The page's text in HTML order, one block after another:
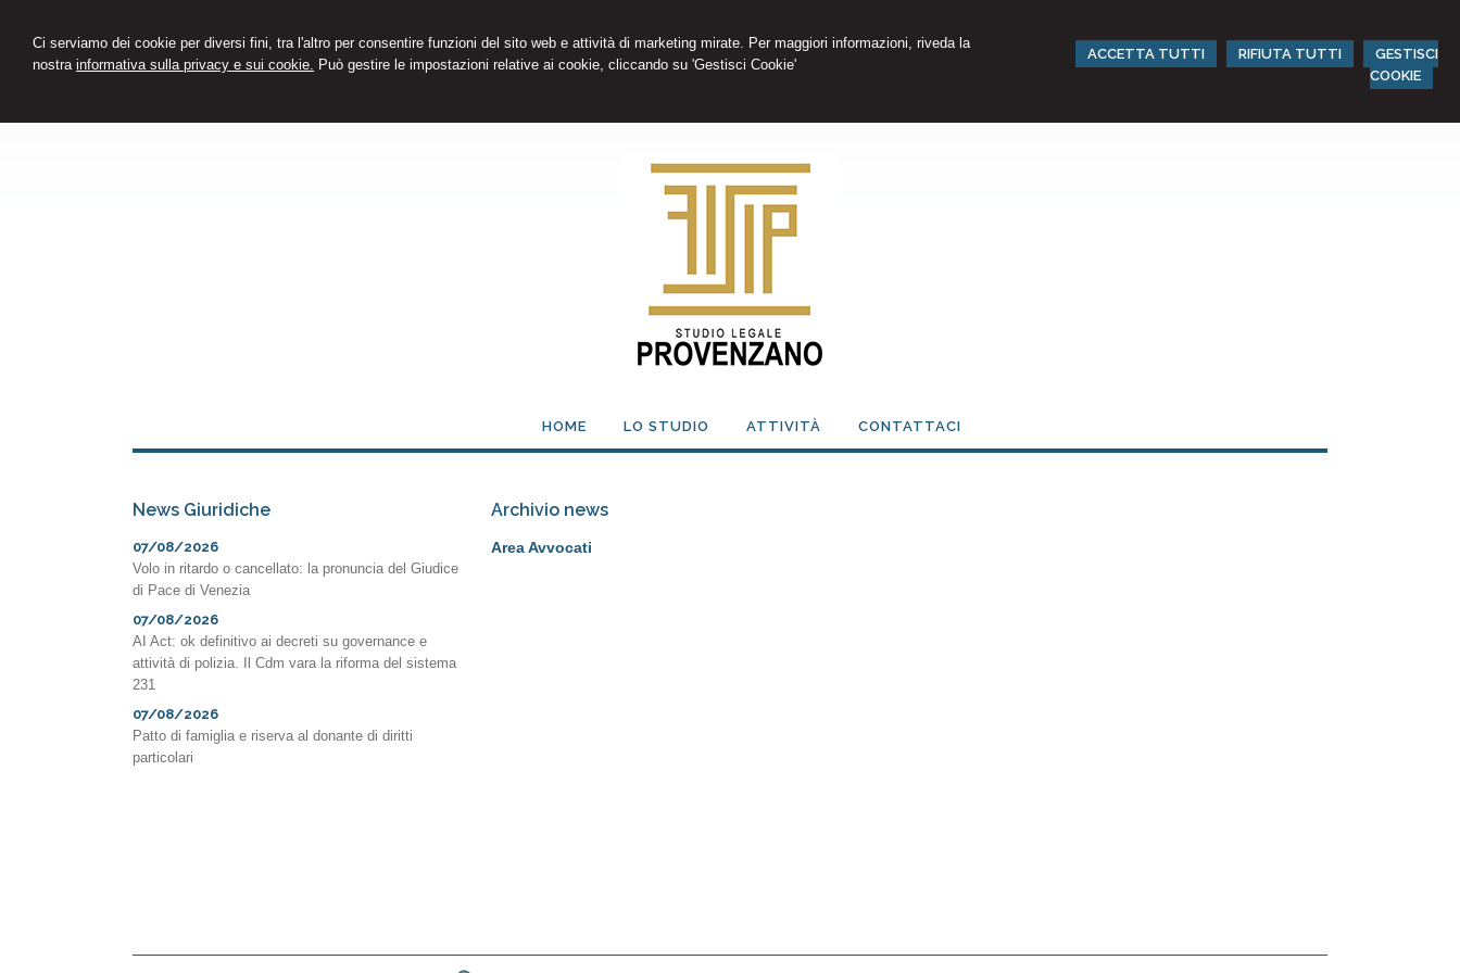
Ci serviamo dei cookie per diversi fini, tra l'altro per consentire funzioni del sito web e attività di marketing mirate. Per maggiori informazioni, riveda la
nostra informativa sulla privacy e sui cookie. Può gestire le impostazioni relative ai cookie, cliccando su 'Gestisci Cookie'
ACCETTA TUTTI RIFIUTA TUTTI
GESTISCI
COOKIE
HOME LO STUDIO ATTIVITÀ CONTATTACI
Archivio news
Area Avvocati
News Giuridiche
07/08/2026
Volo in ritardo o cancellato: la pronuncia del Giudice
di Pace di Venezia
07/08/2026
AI Act: ok definitivo ai decreti su governance e
attività di polizia. Il Cdm vara la riforma del sistema
231
07/08/2026
Patto di famiglia e riserva al donante di diritti
particolari